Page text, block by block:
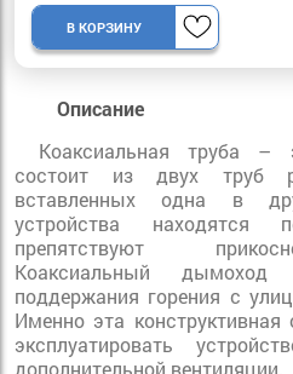
В КОРЗИНУ
Описание
Коаксиальная труба –
состоит из двух труб
вставленных одна в
устройства находятся
препятствуют
Коаксиальный
поддержания горения с
Именно эта конструктивная
эксплуатировать
дополнительной вентиляции.